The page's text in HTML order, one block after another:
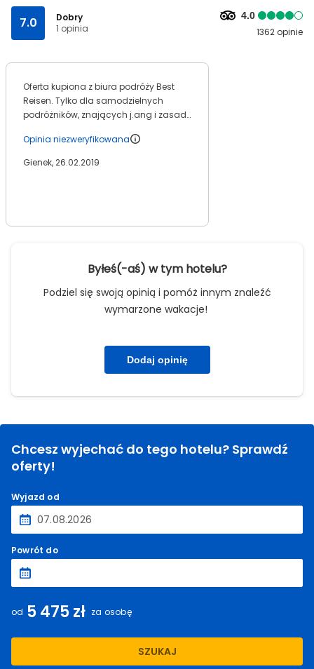
7.0
Dobry
1 opinia
4.0
1362 opinie
Oferta kupiona z biura podróży Best
Reisen. Tylko dla samodzielnych
podróżników, znających j.ang i zasady
lotnisku w Dubaju. Nikt w niczym nie
pomaga. Rezydent jest dopiero na
Mauritiusie, podczas przesiadki w
pozwala się umierać z głodu i chorób
wyjazdu, luty, realne zagrożenie
Opinia niezweryfikowana
Gienek, 26.02.2019
Byłeś(-aś) w tym hotelu?
Podziel się swoją opinią i pomóż innym znaleźć
wymarzone wakacje!
Dodaj opinię
Chcesz wyjechać do tego hotelu? Sprawdź
oferty!
Wyjazd od
Powrót do
od 5 475 zł za osobę
SZUKAJ